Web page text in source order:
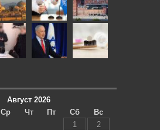
Август 2026
Ср Чт Пт Сб
Вс
1
2